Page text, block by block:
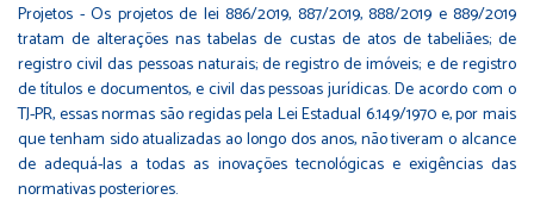
Projetos - Os projetos de lei 886/2019, 887/2019, 888/2019 e 889/2019
tratam de alterações nas tabelas de custas de atos de tabeliães; de
registro civil das pessoas naturais; de registro de imóveis; e de registro
de títulos e documentos, e civil das pessoas jurídicas. De acordo com o
TJ-PR, essas normas são regidas pela Lei Estadual 6.149/1970 e, por mais
que tenham sido atualizadas ao longo dos anos, não tiveram o alcance
de adequá-las a todas as inovações tecnológicas e exigências das
normativas posteriores.